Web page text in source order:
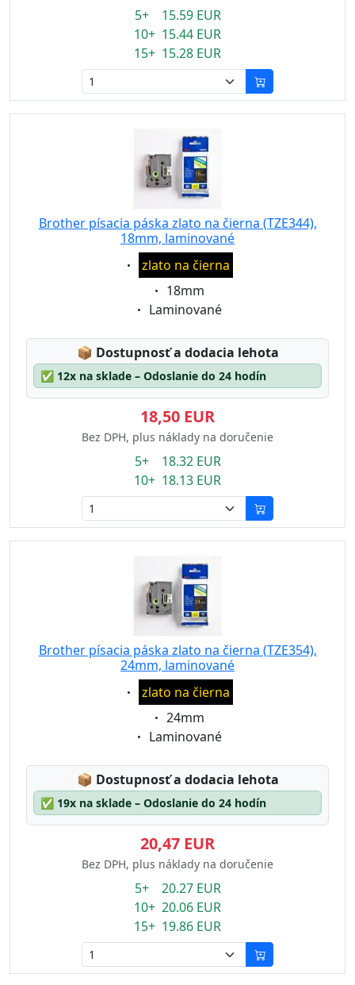
5+ 15.59 EUR
10+ 15.44 EUR
15+ 15.28 EUR
Brother písacia páska zlato na čierna (TZE344),
18mm, laminované
Eigenschaft:
zlato na čierna
Eigenschaft:
18mm
Eigenschaft:
Laminované
📦 Lagerstatus:
Dostupnosť a dodacia lehota
✅ 12x na sklade – Odoslanie do 24 hodín
18,50 EUR
Bez DPH, plus náklady na doručenie
5+ 18.32 EUR
10+ 18.13 EUR
Brother písacia páska zlato na čierna (TZE354),
24mm, laminované
Eigenschaft:
zlato na čierna
Eigenschaft:
24mm
Eigenschaft:
Laminované
📦 Lagerstatus:
Dostupnosť a dodacia lehota
✅ 19x na sklade – Odoslanie do 24 hodín
20,47 EUR
Bez DPH, plus náklady na doručenie
5+ 20.27 EUR
10+ 20.06 EUR
15+ 19.86 EUR